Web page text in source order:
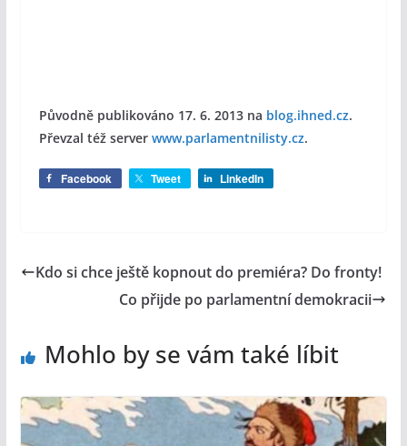
Původně publikováno 17. 6. 2013​ na blog.ihned.cz.
Převzal též server www.parlamentnilisty.cz.
Facebook Tweet LinkedIn
Kdo si chce ještě kopnout do premiéra? Do fronty!
Co přijde po parlamentní demokracii
Mohlo by se vám také líbit